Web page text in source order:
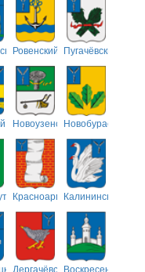
Ровенский Пугачёвский
НовоузенскийНовобурасский
Красноармейский
Калининский
ДергачёвскийВоскресенский